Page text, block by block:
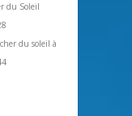
du Soleil
du soleil à